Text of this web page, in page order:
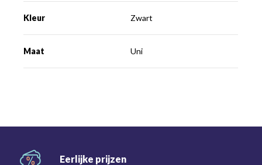
Kleur Zwart
Maat Uni
Eerlijke prijzen